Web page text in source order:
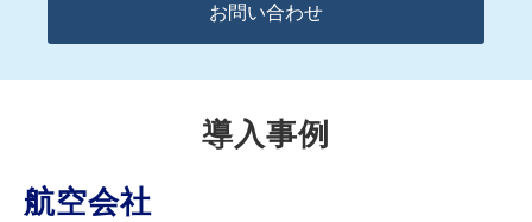
お問い合わせ
導入事例
航空会社